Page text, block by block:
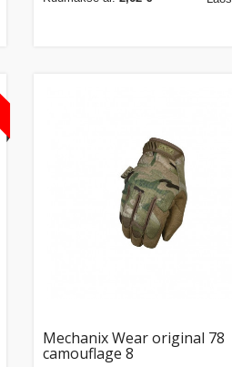
Mechanix Wear original 78
camouflage 8